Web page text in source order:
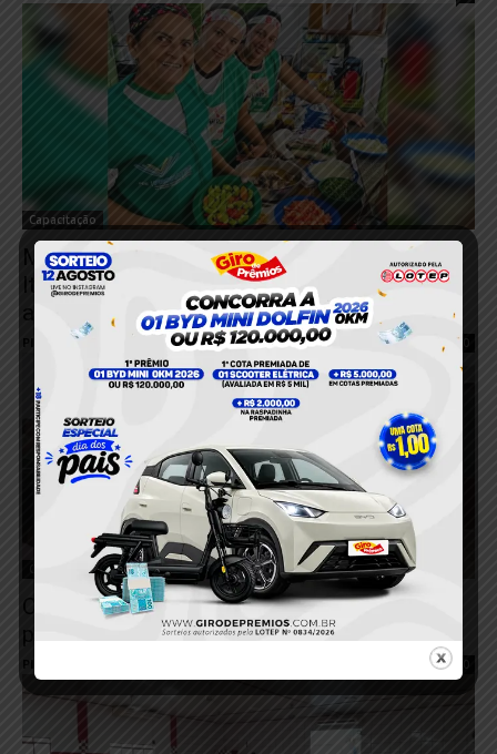
Capacitação
Merendeiras da região garimpeira de
Itaituba recebem capacitação para
aprimorar a qualidade da merenda escolar
Plantão 24horas News - 25 de janeiro de 2023 0
Capacitação
Conselheiros tutelares de Itaituba e região
participam de capacitação
Plantão 24horas News 0